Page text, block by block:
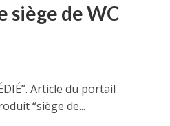
siège de WC
Article du portail
“siège de...